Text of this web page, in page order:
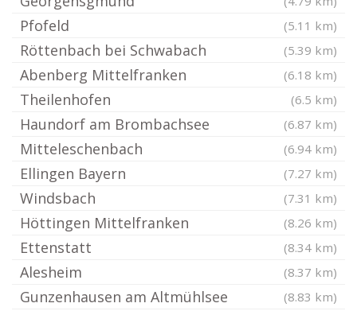
Pfofeld (5.11 km)
Röttenbach bei Schwabach (5.39 km)
Abenberg Mittelfranken (6.18 km)
Theilenhofen (6.5 km)
Haundorf am Brombachsee (6.87 km)
Mitteleschenbach (6.94 km)
Ellingen Bayern (7.27 km)
Windsbach (7.31 km)
Höttingen Mittelfranken (8.26 km)
Ettenstatt (8.34 km)
Alesheim (8.37 km)
Gunzenhausen am Altmühlsee (8.83 km)